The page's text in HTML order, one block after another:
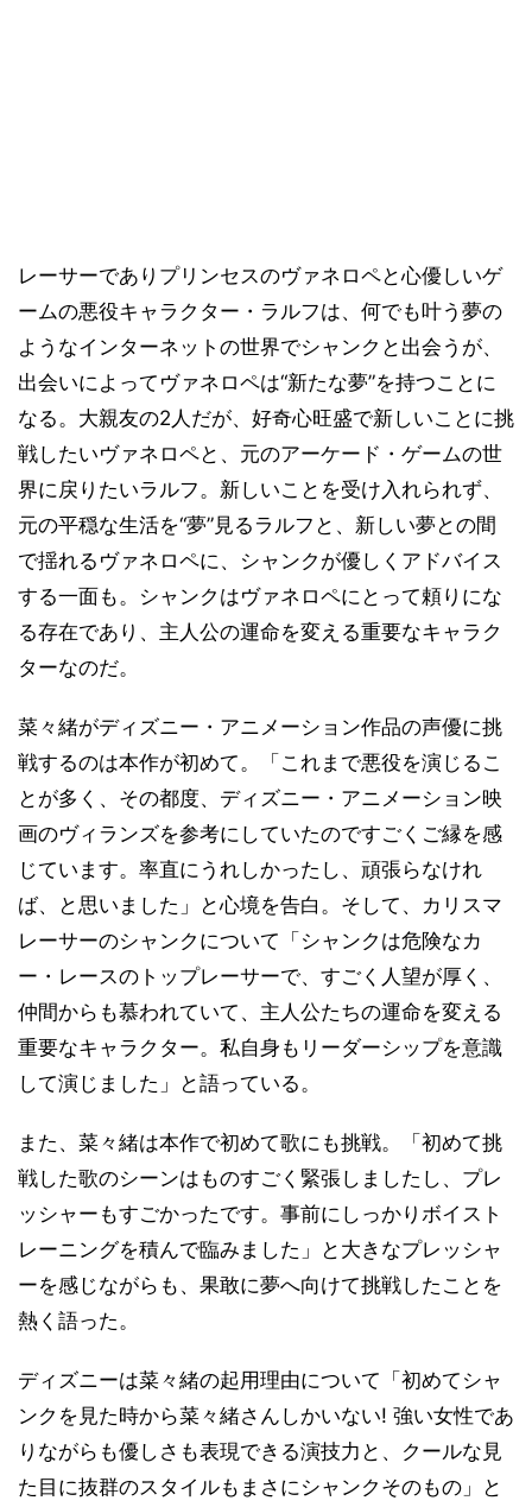
レーサーでありプリンセスのヴァネロペと心優しいゲ
ームの悪役キャラクター・ラルフは、何でも叶う夢の
ようなインターネットの世界でシャンクと出会うが、
出会いによってヴァネロペは“新たな夢”を持つことに
なる。大親友の2人だが、好奇心旺盛で新しいことに挑
戦したいヴァネロペと、元のアーケード・ゲームの世
界に戻りたいラルフ。新しいことを受け入れられず、
元の平穏な生活を“夢”見るラルフと、新しい夢との間
で揺れるヴァネロペに、シャンクが優しくアドバイス
する一面も。シャンクはヴァネロペにとって頼りにな
る存在であり、主人公の運命を変える重要なキャラク
ターなのだ。
菜々緒がディズニー・アニメーション作品の声優に挑
戦するのは本作が初めて。「これまで悪役を演じるこ
とが多く、その都度、ディズニー・アニメーション映
画のヴィランズを参考にしていたのですごくご縁を感
じています。率直にうれしかったし、頑張らなけれ
ば、と思いました」と心境を告白。そして、カリスマ
レーサーのシャンクについて「シャンクは危険なカ
ー・レースのトップレーサーで、すごく人望が厚く、
仲間からも慕われていて、主人公たちの運命を変える
重要なキャラクター。私自身もリーダーシップを意識
して演じました」と語っている。
また、菜々緒は本作で初めて歌にも挑戦。「初めて挑
戦した歌のシーンはものすごく緊張しましたし、プレ
ッシャーもすごかったです。事前にしっかりボイスト
レーニングを積んで臨みました」と大きなプレッシャ
ーを感じながらも、果敢に夢へ向けて挑戦したことを
熱く語った。
ディズニーは菜々緒の起用理由について「初めてシャ
ンクを見た時から菜々緒さんしかいない! 強い女性であ
りながらも優しさも表現できる演技力と、クールな見
た目に抜群のスタイルもまさにシャンクそのもの」と